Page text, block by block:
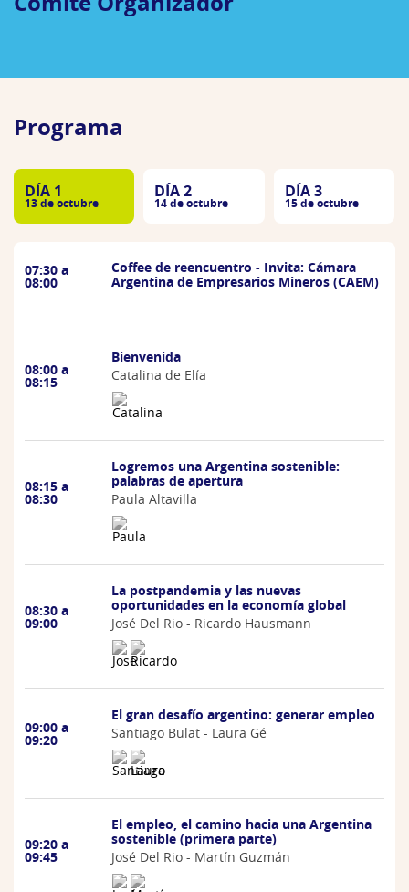
Programa
DÍA 1
13 de octubre
DÍA 2
14 de octubre
DÍA 3
15 de octubre
07:30 a
08:00
Coffee de reencuentro - Invita: Cámara
Argentina de Empresarios Mineros (CAEM)
08:00 a
08:15
Bienvenida
Catalina de Elía
08:15 a
08:30
Logremos una Argentina sostenible:
palabras de apertura
Paula Altavilla
08:30 a
09:00
La postpandemia y las nuevas
oportunidades en la economía global
José Del Rio - Ricardo Hausmann
09:00 a
09:20
El gran desafío argentino: generar empleo
Santiago Bulat - Laura Gé
09:20 a
09:45
El empleo, el camino hacia una Argentina
sostenible (primera parte)
José Del Rio - Martín Guzmán